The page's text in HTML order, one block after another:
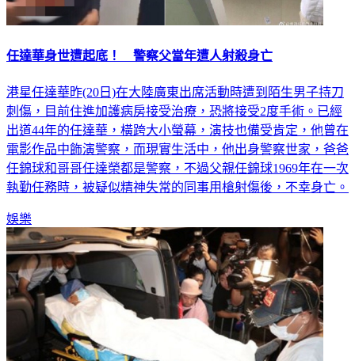
任達華身世遭起底！ 警察父當年遭人射殺身亡
港星任達華昨(20日)在大陸廣東出席活動時遭到陌生男子持刀
刺傷，目前住進加護病房接受治療，恐將接受2度手術。已經
出道44年的任達華，橫跨大小螢幕，演技也備受肯定，他曾在
電影作品中飾演警察，而現實生活中，他出身警察世家，爸爸
任錦球和哥哥任達榮都是警察，不過父親任錦球1969年在一次
執勤任務時，被疑似精神失常的同事用槍射傷後，不幸身亡。
娛樂